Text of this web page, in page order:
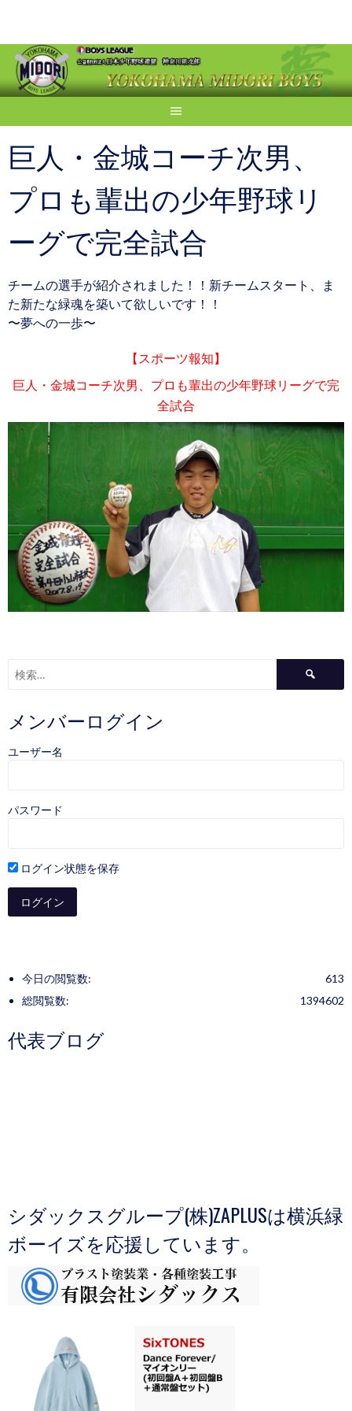
content
巨人・金城コーチ次男、
プロも輩出の少年野球リ
ーグで完全試合
チームの選手が紹介されました！！新チームスタート、ま
た新たな緑魂を築いて欲しいです！！
〜夢への一歩〜
【スポーツ報知】
巨人・金城コーチ次男、プロも輩出の少年野球リーグで完
全試合
メンバーログイン
ユーザー名
パスワード
ログイン状態を保存
613
今日の閲覧数:
1394602
総閲覧数:
代表ブログ
シダックスグループ(株)ZAPLUSは横浜緑
ボーイズを応援しています。